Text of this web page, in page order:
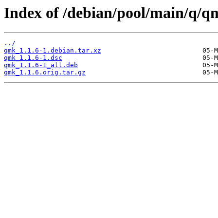
Index of /debian/pool/main/q/
../
qmk_1.1.6-1.debian.tar.xz
qmk_1.1.6-1.dsc
qmk_1.1.6-1_all.deb
qmk_1.1.6.orig.tar.gz